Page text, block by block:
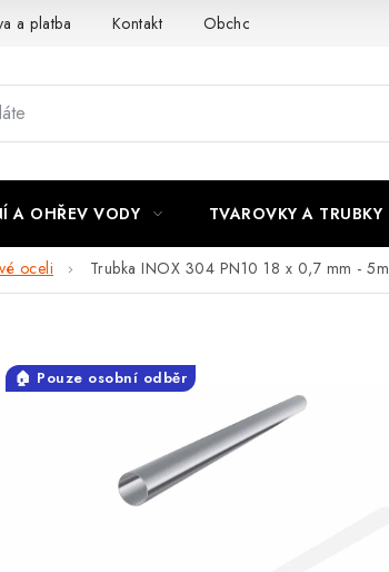
a platba Kontakt Obchodní podmínky
A OHŘEV VODY TVAROVKY A TRUBKY
oceli Trubka INOX 304 PN10 18 x 0,7 mm - 5m
🏠 Pouze osobní odběr